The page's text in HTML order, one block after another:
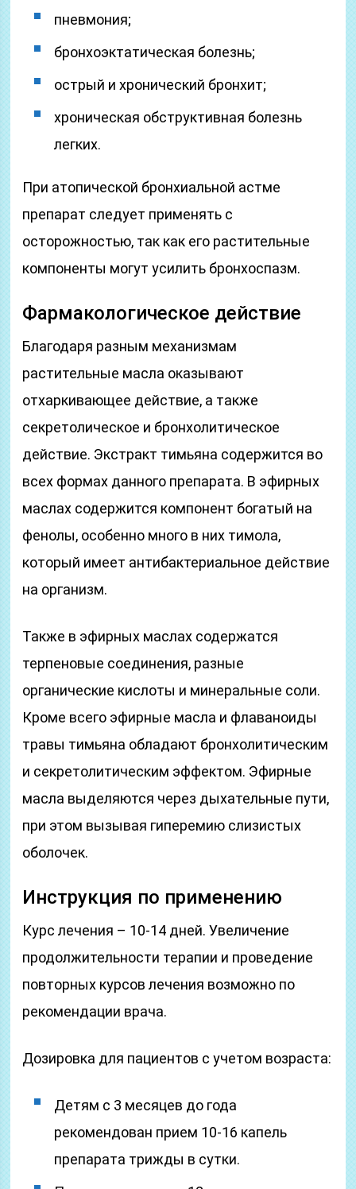
пневмония;
бронхоэктатическая болезнь;
острый и хронический бронхит;
хроническая обструктивная болезнь
легких.
При атопической бронхиальной астме
препарат следует применять с
осторожностью, так как его растительные
компоненты могут усилить бронхоспазм.
Фармакологическое действие
Благодаря разным механизмам
растительные масла оказывают
отхаркивающее действие, а также
секретолическое и бронхолитическое
действие. Экстракт тимьяна содержится во
всех формах данного препарата. В эфирных
маслах содержится компонент богатый на
фенолы, особенно много в них тимола,
который имеет антибактериальное действие
на организм.
Также в эфирных маслах содержатся
терпеновые соединения, разные
органические кислоты и минеральные соли.
Кроме всего эфирные масла и флаваноиды
травы тимьяна обладают бронхолитическим
и секретолитическим эффектом. Эфирные
масла выделяются через дыхательные пути,
при этом вызывая гиперемию слизистых
оболочек.
Инструкция по применению
Курс лечения – 10-14 дней. Увеличение
продолжительности терапии и проведение
повторных курсов лечения возможно по
рекомендации врача.
Дозировка для пациентов с учетом возраста:
Детям с 3 месяцев до года
рекомендован прием 10-16 капель
препарата трижды в сутки.